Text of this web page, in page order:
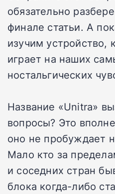
обязательно
финале статьи. А
изучим устройство,
играет на наших
ностальгических
Название «Unitra»
вопросы? Это
оно не пробуждает
Мало кто за
и соседних стран
блока когда-либо